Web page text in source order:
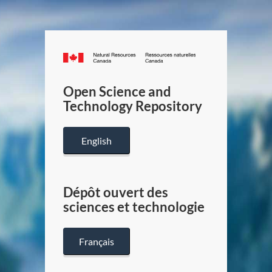
Canada.ca
/
Canada
Open Science and
Technology Repository
English
Dépôt ouvert des
sciences et technologie
Français